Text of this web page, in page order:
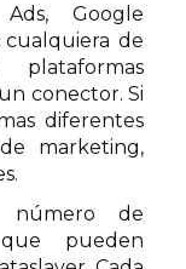
Google
cualquiera de
conector. Si
diferentes
marketing,
de
pueden